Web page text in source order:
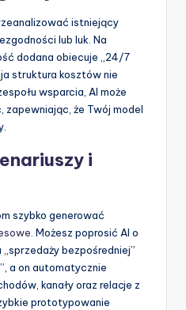
istniejący
lub luk. Na
dodana obiecuje „24/7
struktura kosztów nie
wsparcia, AI może
zapewniając, że Twój model
i
szybko generować
. Możesz poprosić AI o
bezpośredniej”
a on automatycznie
kanały oraz relacje z
prototypowanie